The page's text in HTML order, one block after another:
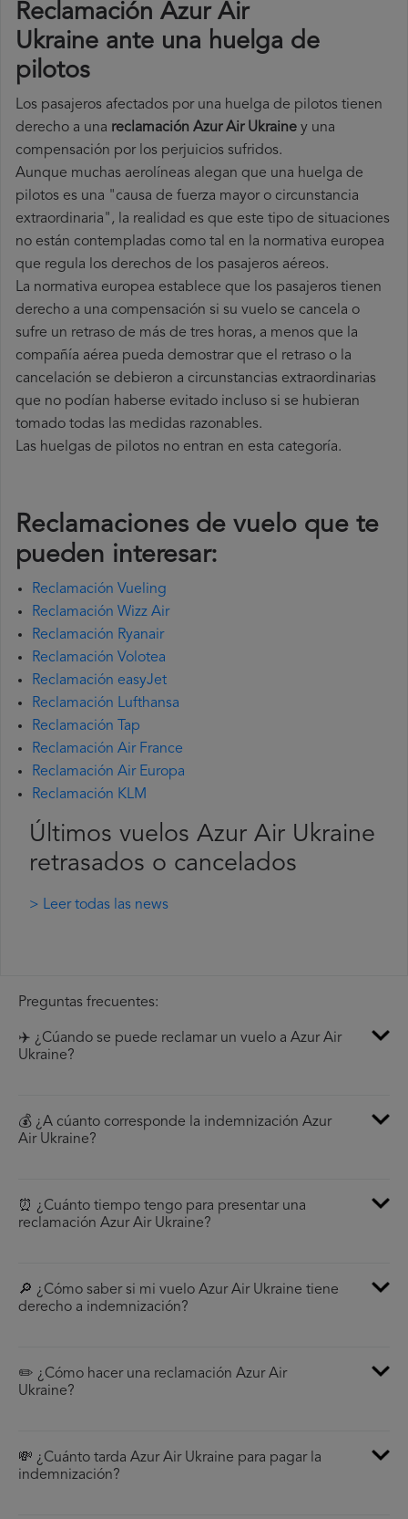
Reclamación Azur Air
Ukraine ante una huelga de
pilotos
Los pasajeros afectados por una huelga de pilotos tienen
derecho a una reclamación Azur Air Ukraine y una
compensación por los perjuicios sufridos.
Aunque muchas aerolíneas alegan que una huelga de
pilotos es una "causa de fuerza mayor o circunstancia
extraordinaria", la realidad es que este tipo de situaciones
no están contempladas como tal en la normativa europea
que regula los derechos de los pasajeros aéreos.
La normativa europea establece que los pasajeros tienen
derecho a una compensación si su vuelo se cancela o
sufre un retraso de más de tres horas, a menos que la
compañía aérea pueda demostrar que el retraso o la
cancelación se debieron a circunstancias extraordinarias
que no podían haberse evitado incluso si se hubieran
tomado todas las medidas razonables.
Las huelgas de pilotos no entran en esta categoría.
Reclamaciones de vuelo que te
pueden interesar:
Reclamación Vueling
Reclamación Wizz Air
Reclamación Ryanair
Reclamación Volotea
Reclamación easyJet
Reclamación Lufthansa
Reclamación Tap
Reclamación Air France
Reclamación Air Europa
Reclamación KLM
Últimos vuelos Azur Air Ukraine
retrasados o cancelados
> Leer todas las news
Preguntas frecuentes:
✈️ ¿Cúando se puede reclamar un vuelo a Azur Air
Ukraine?
💰 ¿A cúanto corresponde la indemnización Azur
Air Ukraine?
⏰ ¿Cuánto tiempo tengo para presentar una
reclamación Azur Air Ukraine?
🔎 ¿Cómo saber si mi vuelo Azur Air Ukraine tiene
derecho a indemnización?
✏️ ¿Cómo hacer una reclamación Azur Air
Ukraine?
💸 ¿Cuánto tarda Azur Air Ukraine para pagar la
indemnización?